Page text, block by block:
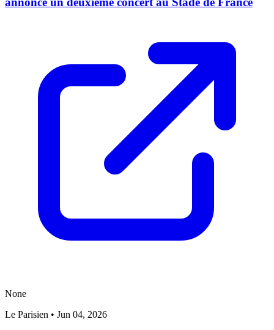
None
Le Parisien • Jun 04, 2026